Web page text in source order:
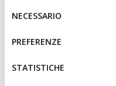
IMPOSTAZIONI potrai
altri strumenti di
informazioni o per
tue impostazioni, visita
consenso
NECESSARIO
PREFERENZE
STATISTICHE
Slip-on design